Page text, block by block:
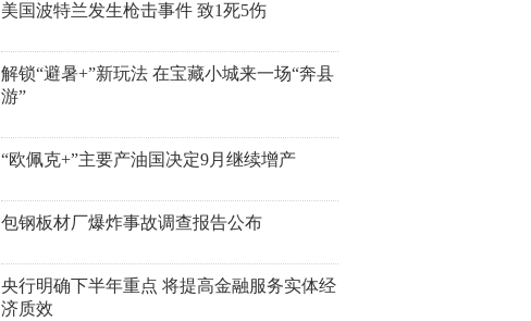
美国波特兰发生枪击事件 致1死5伤
解锁“避暑+”新玩法 在宝藏小城来一场“奔县
游”
“欧佩克+”主要产油国决定9月继续增产
包钢板材厂爆炸事故调查报告公布
央行明确下半年重点 将提高金融服务实体经
济质效